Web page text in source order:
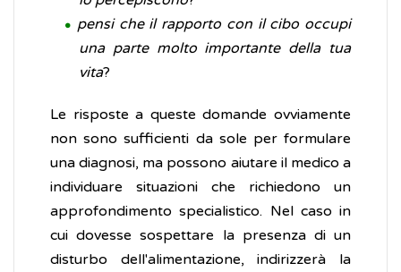
pensi che il rapporto con il cibo occupi
una parte molto importante della tua
vita?
Le risposte a queste domande ovviamente
non sono sufficienti da sole per formulare
una diagnosi, ma possono aiutare il medico a
individuare situazioni che richiedono un
approfondimento specialistico. Nel caso in
cui dovesse sospettare la presenza di un
disturbo dell'alimentazione, indirizzerà la